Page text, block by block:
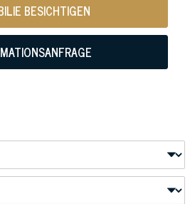
BESICHTIGEN